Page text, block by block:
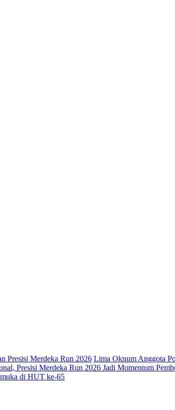
Presisi Merdeka Run 2026 Lima Oknum Anggota
Presisi Merdeka Run 2026 Jadi Momentum
di HUT ke-65